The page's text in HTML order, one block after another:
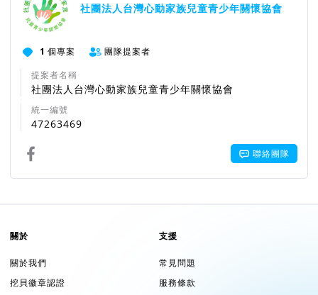
社團法人台灣心動家族兒童青少年關懷協會
1 個專案
團隊提案者
提案者名稱
社團法人台灣心動家族兒童青少年關懷協會
統一編號
47263469
聯絡團隊
關於
關於我們
挖貝徽章認證
支援
常見問題
服務條款